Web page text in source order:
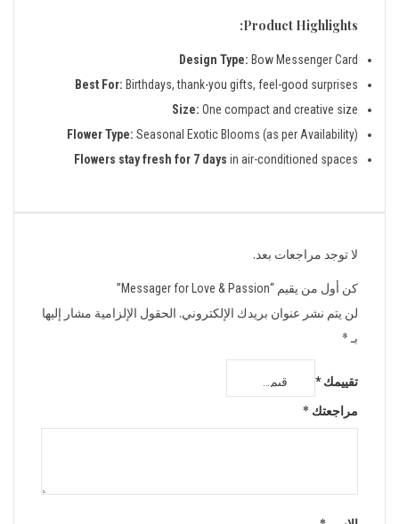
Product Highlights:
Design Type: Bow Messenger Card
Best For: Birthdays, thank-you gifts, feel-good surprises
Size: One compact and creative size
Flower Type: Seasonal Exotic Blooms (as per Availability)
Flowers stay fresh for 7 days in air-conditioned spaces
لا توجد مراجعات بعد.
كن أول من يقيم “Messager for Love & Passion”
لن يتم نشر عنوان بريدك الإلكتروني. الحقول الإلزامية مشار إليها
بـ*
تقييمك*
مراجعتك *